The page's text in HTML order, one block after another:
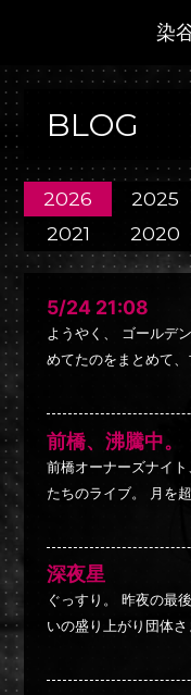
染
BLOG
2026 2025
2021
2020
5/24 21:08
ようやく、 ゴールデ
めてたのをまとめて
前橋、沸騰中。
前橋オーナーズナイ
たちのライブ。 月を
深夜星
ぐっすり。 昨夜の最
いの盛り上がり団体